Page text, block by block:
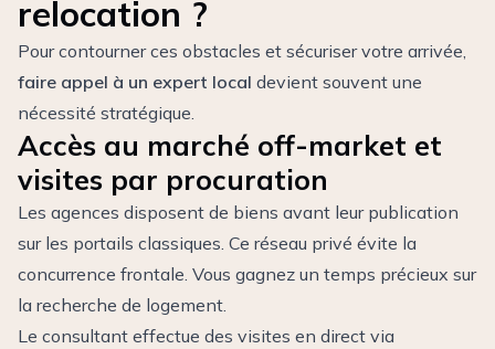
relocation ?
Pour contourner ces obstacles et sécuriser votre arrivée,
faire appel à un expert local devient souvent une
nécessité stratégique.
Accès au marché off-market et
visites par procuration
Les agences disposent de biens avant leur publication
sur les portails classiques. Ce réseau privé évite la
concurrence frontale. Vous gagnez un temps précieux sur
la recherche de logement.
Le consultant effectue des visites en direct via